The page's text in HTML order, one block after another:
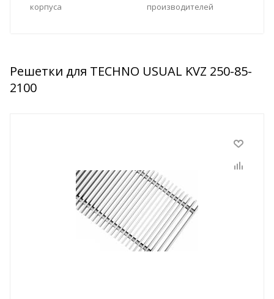
корпуса
производителей
Решетки для TECHNO USUAL KVZ 250-85-
2100